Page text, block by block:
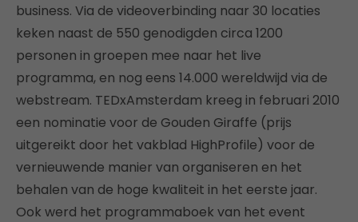
business. Via de videoverbinding naar 30 locaties
keken naast de 550 genodigden circa 1200
personen in groepen mee naar het live
programma, en nog eens 14.000 wereldwijd via de
webstream. TEDxAmsterdam kreeg in februari 2010
een nominatie voor de Gouden Giraffe (prijs
uitgereikt door het vakblad HighProfile) voor de
vernieuwende manier van organiseren en het
behalen van de hoge kwaliteit in het eerste jaar.
Ook werd het programmaboek van het event